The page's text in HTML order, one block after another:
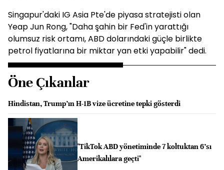
Singapur'daki IG Asia Pte'de piyasa stratejisti olan
Yeap Jun Rong, "Daha şahin bir Fed'in yarattığı
olumsuz risk ortamı, ABD dolarındaki güçle birlikte
petrol fiyatlarına bir miktar yan etki yapabilir" dedi.
Öne Çıkanlar
Hindistan, Trump’ın H-1B vize ücretine tepki gösterdi
"TikTok ABD yönetiminde 7 koltuktan 6’sı
Amerikalılara geçti"